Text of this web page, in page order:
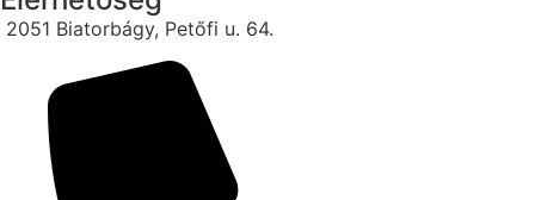
2051 Biatorbágy, Petőfi u. 64.